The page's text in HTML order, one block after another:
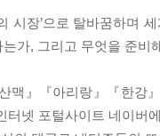
의 시장’으로 탈바꿈하
가, 그리고 무엇을 준비
맥』『아리랑』『한강
터넷 포털사이트 네이버